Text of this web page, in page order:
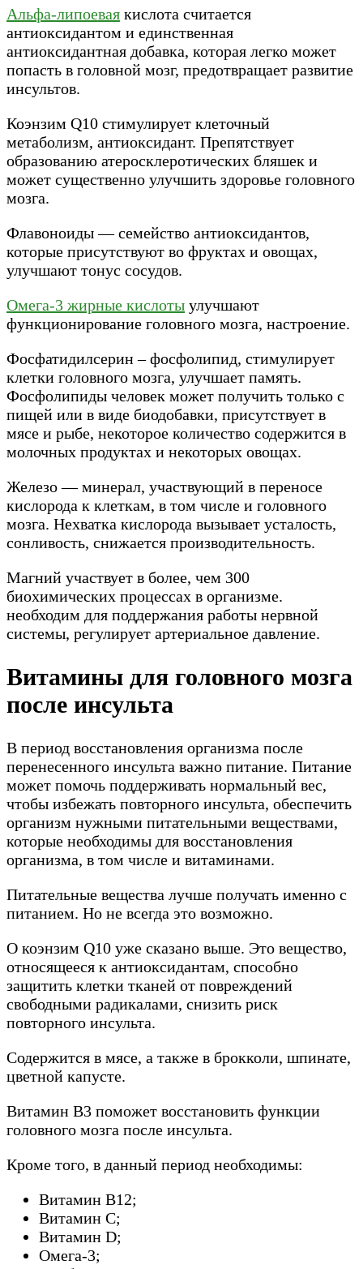
Альфа-липоевая кислота считается
антиоксидантом и единственная
антиоксидантная добавка, которая легко может
попасть в головной мозг, предотвращает развитие
инсультов.
Коэнзим Q10 стимулирует клеточный
метаболизм, антиоксидант. Препятствует
образованию атеросклеротических бляшек и
может существенно улучшить здоровье головного
мозга.
Флавоноиды — семейство антиоксидантов,
которые присутствуют во фруктах и овощах,
улучшают тонус сосудов.
Омега-3 жирные кислоты улучшают
функционирование головного мозга, настроение.
Фосфатидилсерин – фосфолипид, стимулирует
клетки головного мозга, улучшает память.
Фосфолипиды человек может получить только с
пищей или в виде биодобавки, присутствует в
мясе и рыбе, некоторое количество содержится в
молочных продуктах и некоторых овощах.
Железо — минерал, участвующий в переносе
кислорода к клеткам, в том числе и головного
мозга. Нехватка кислорода вызывает усталость,
сонливость, снижается производительность.
Магний участвует в более, чем 300
биохимических процессах в организме.
необходим для поддержания работы нервной
системы, регулирует артериальное давление.
Витамины для головного мозга
после инсульта
В период восстановления организма после
перенесенного инсульта важно питание. Питание
может помочь поддерживать нормальный вес,
чтобы избежать повторного инсульта, обеспечить
организм нужными питательными веществами,
которые необходимы для восстановления
организма, в том числе и витаминами.
Питательные вещества лучше получать именно с
питанием. Но не всегда это возможно.
О коэнзим Q10 уже сказано выше. Это вещество,
относящееся к антиоксидантам, способно
защитить клетки тканей от повреждений
свободными радикалами, снизить риск
повторного инсульта.
Содержится в мясе, а также в брокколи, шпинате,
цветной капусте.
Витамин В3 поможет восстановить функции
головного мозга после инсульта.
Кроме того, в данный период необходимы:
Витамин В12;
Витамин С;
Витамин D;
Омега-3;